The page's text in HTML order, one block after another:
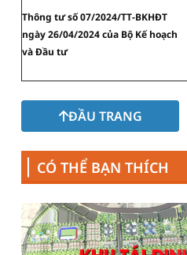
Thông tư số 07/2024/TT-BKHĐT
ngày 26/04/2024 của Bộ Kế hoạch
và Đầu tư
ĐẦU TRANG
CÓ THỂ BẠN THÍCH